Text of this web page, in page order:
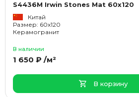
S4436M Irwin Stones Mat 60x120
Китай
Размер: 60x120
Керамогранит
В наличии
1 650 ₽ /м²
В корзину